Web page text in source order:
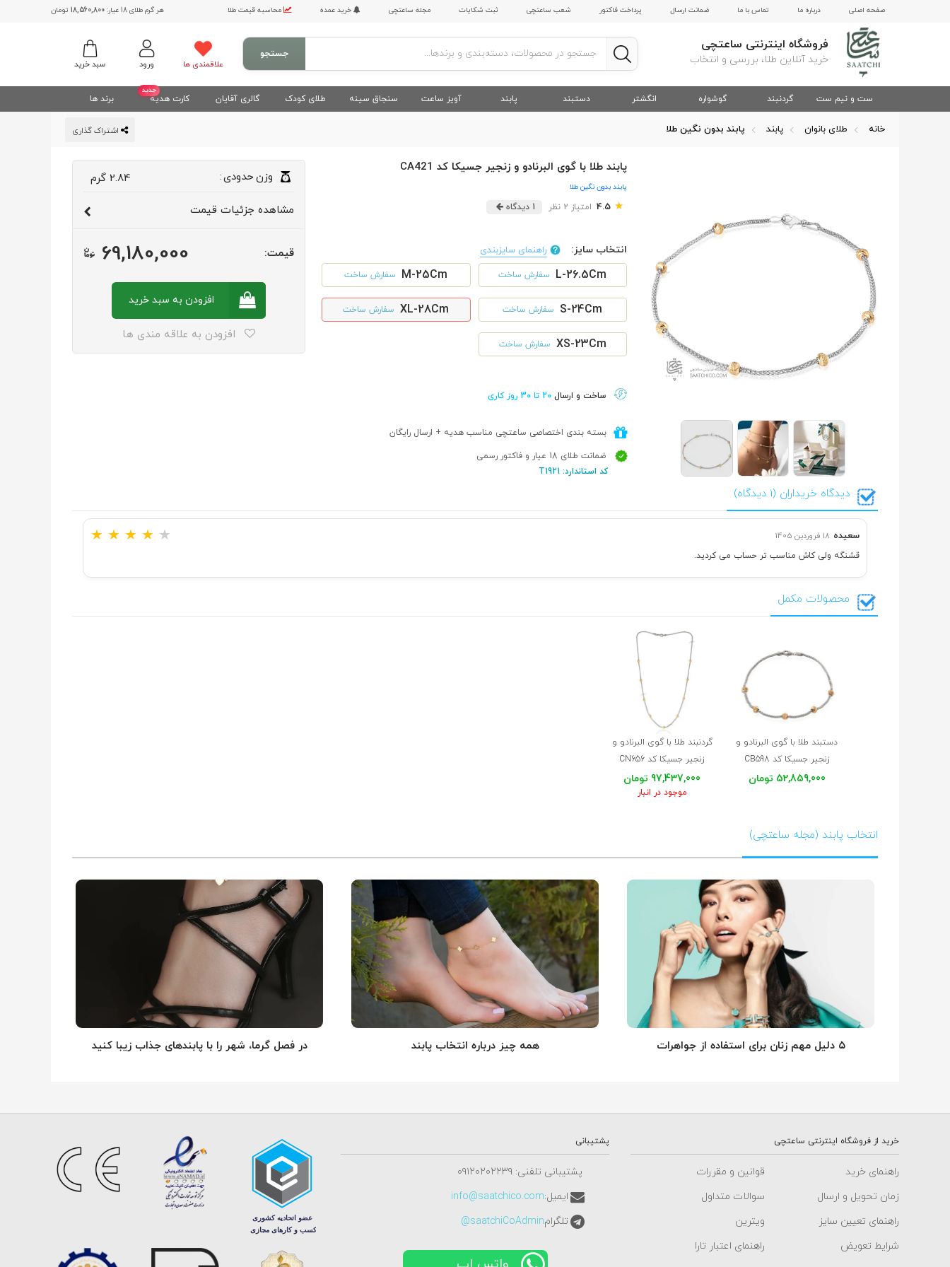
صفحه اصلی درباره ما تماس با ما ضمانت ارسال پرداخت فاکتور شعب ساعتچی ثبت شکایات مجله ساعتچی خرید عمده محاسبه قیمت طلا هر گرم طلای 18 عیار: 18,560,800 تومان
فروشگاه اینترنتی ساعتچی
خرید آنلاین طلا، بررسی و انتخاب سبد خرید ورود علاقمندی ها
جستجو
ست و نیم ست گردنبند گوشواره انگشتر دستبند پابند آویز ساعت سنجاق سینه طلای کودک گالری آقایان
جدید
کارت هدیه برند ها
خانه طلای بانوان پابند پابند بدون نگین طلا
پابند طلا با گوی البرنادو و زنجیر جسیکا کد CA421
پابند بدون نگین طلا
★
4.5 امتیاز 2 نظر 1 دیدگاه
انتخاب سایز: راهنمای سایزبندی
L-26.5Cm سفارش ساخت M-25Cm سفارش ساخت
S-24Cm سفارش ساخت XL-28Cm سفارش ساخت
XS-23Cm سفارش ساخت
ساخت و ارسال 20 تا 30 روز کاری
بسته بندی اختصاصی ساعتچی مناسب هدیه + ارسال رایگان
ضمانت طلای 18 عیار و فاکتور رسمی
کد استاندارد: T1921
وزنحدودی:
2.84 گرم
مشاهده جزئیات قیمت
قیمت: 69,180,000
افزودن به سبدخرید
افزودن به علاقه مندی ها
دیدگاه خریداران (1 دیدگاه)
سعیده 18 فروردین 1405 ★ ★ ★ ★ ★
قشنگه ولی کاش مناسب تر حساب می کردید.
محصولات مکمل
دستبند طلا با گوی البرنادو و
زنجیر جسیکا کد CB598
52,859,000 تومان
گردنبند طلا با گوی البرنادو و
زنجیر جسیکا کد CN656
97,437,000 تومان
موجود در انبار
انتخاب پابند (مجله ساعتچی)
۵ دلیل مهم زنان برای استفاده از جواهرات همه چیز درباره انتخاب پابند در فصل گرما، شهر را با پابندهای جذاب زیبا کنید
خرید از فروشگاه اینترنتی ساعتچی
راهنمای خرید
قوانین و مقررات
زمان تحویل و ارسال
سوالات متداول
راهنمای تعیین سایز
ویترین
شرایط تعویض
راهنمای اعتبار تارا
پشتیبانی
پشتیبانی تلفنی: ٠٩١٢٠٢٠٢٢٣٩
ایمیل:info@saatchico.com
تلگرامsaatchiCoAdmin@